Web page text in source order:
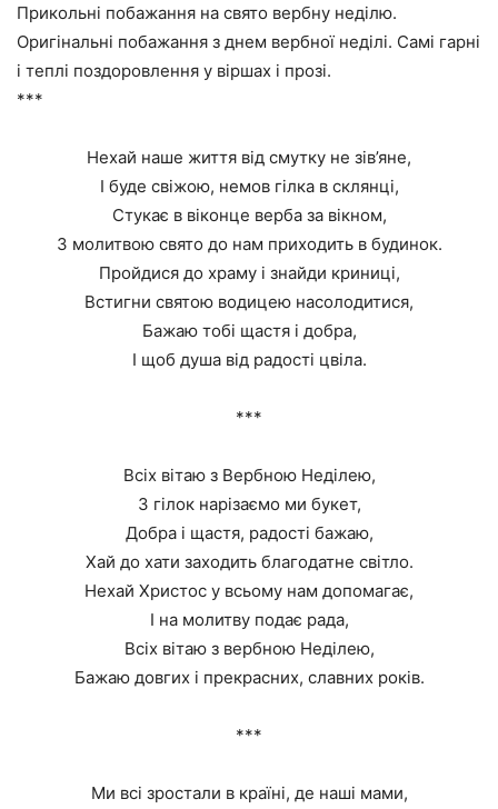
Прикольні побажання на свято вербну неділю.
Оригінальні побажання з днем вербної неділі. Самі гарні
і теплі поздоровлення у віршах і прозі.
***
Нехай наше життя від смутку не зів’яне,
І буде свіжою, немов гілка в склянці,
Стукає в віконце верба за вікном,
З молитвою свято до нам приходить в будинок.
Пройдися до храму і знайди криниці,
Встигни святою водицею насолодитися,
Бажаю тобі щастя і добра,
І щоб душа від радості цвіла.
***
Всіх вітаю з Вербною Неділею,
З гілок нарізаємо ми букет,
Добра і щастя, радості бажаю,
Хай до хати заходить благодатне світло.
Нехай Христос у всьому нам допомагає,
І на молитву подає рада,
Всіх вітаю з вербною Неділею,
Бажаю довгих і прекрасних, славних років.
***
Ми всі зростали в країні, де наші мами,